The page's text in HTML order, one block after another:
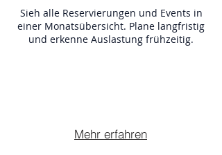
Sieh alle Reservierungen und Events in
einer Monatsübersicht. Plane langfristig
und erkenne Auslastung frühzeitig.
Mehr erfahren